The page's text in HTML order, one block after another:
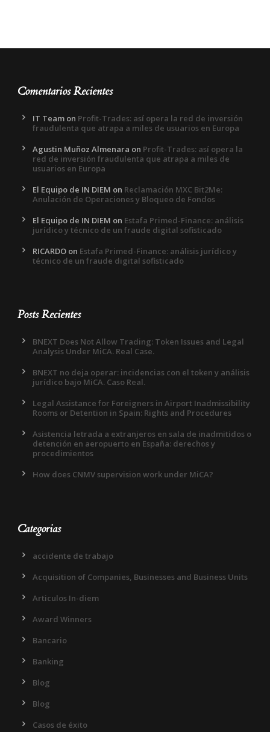
Comentarios Recientes
IT Team on Profit-Trades: así opera la red de inversión
fraudulenta que atrapa a miles de usuarios en Europa
Agustin Muñoz Almenara on Profit-Trades: así opera la
red de inversión fraudulenta que atrapa a miles de
usuarios en Europa
El Equipo de IN DIEM on Reclamación MXC Bit2Me:
Anulación de Operaciones y Bloqueo de Fondos
El Equipo de IN DIEM on Estafa Primed-Finance: análisis
jurídico y técnico de un fraude digital sofisticado
RICARDO on Estafa Primed-Finance: análisis jurídico y
técnico de un fraude digital sofisticado
Posts Recientes
BNEXT Does Not Allow Trading: Token Issues and Legal
Analysis Under MiCA. Real Case.
BNEXT no deja operar: incidencias con el token y análisis
jurídico bajo MiCA. Caso Real.
Legal Assistance for Foreigners in Airport Inadmissibility
Rooms or Detention in Spain: Rights and Procedures
Asistencia letrada a extranjeros en sala de inadmitidos o
detención en aeropuerto en España: derechos y
procedimientos
How does CNMV supervision work under MiCA?
Categorias
accidente de trabajo
Acquisition of Companies, Businesses and Business Units
Articulos In-diem
Award Winners
Bancario
Banking
Blog
Blog
Casos de éxito